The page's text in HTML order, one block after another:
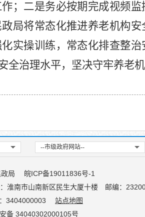
；二是务必按期完成视频
局将常态化推进养老机构
实操训练，常态化排查整
治理水平，坚决守牢养老机
--市级政府网站--
局
皖ICP备19011836号-1
淮南市山南新区民生大厦十楼
邮编：
3404000003
站点地图
备 34040302000105号